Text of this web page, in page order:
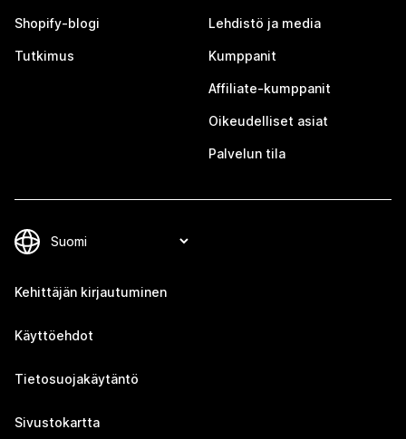
Shopify-blogi
Tutkimus
Lehdistö ja media
Kumppanit
Affiliate-kumppanit
Oikeudelliset asiat
Palvelun tila
Kehittäjän kirjautuminen
Käyttöehdot
Tietosuojakäytäntö
Sivustokartta